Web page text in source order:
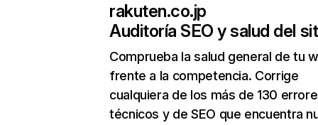
rakuten.co.jp
Auditoría SEO y salud del
Comprueba la salud general de tu
frente a la competencia. Corrige
cualquiera de los más de 130
técnicos y de SEO que encuentra